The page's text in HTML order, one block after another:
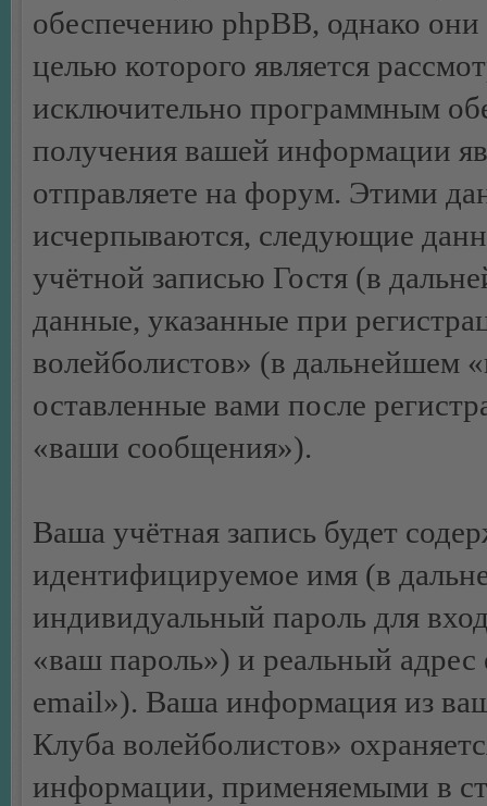
обеспечению phpBB, однако они
целью которого является
исключительно программным
получения вашей информации
отправляете на форум. Этими
исчерпываются, следующие
учётной записью Гостя (в
данные, указанные при
волейболистов» (в дальнейшем
оставленные вами после
«ваши сообщения»).
Ваша учётная запись будет
идентифицируемое имя (в
индивидуальный пароль для
«ваш пароль») и реальный
email»). Ваша информация из
Клуба волейболистов»
информации, применяемыми в